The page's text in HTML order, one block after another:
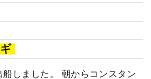
船しました。 朝からコンスタン